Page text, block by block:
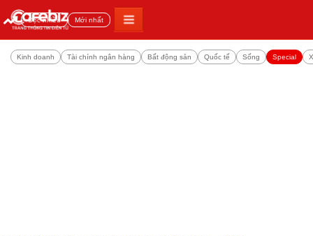
Đọc nhiều Mới nhất
Kinh doanh Tài chính ngân hàng Bất động sản Quốc tế Sống Special